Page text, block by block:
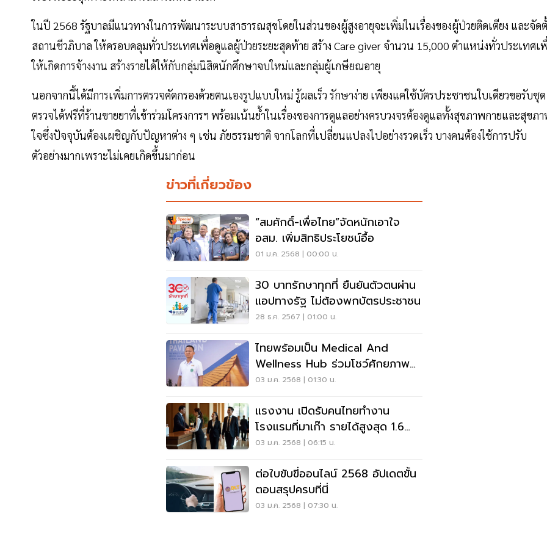
ในปี 2568 รัฐบาลมีแนวทางในการพัฒนาระบบสาธารณสุขโดยในส่วนของผู้สูงอายุจะเพิ่มในเรื่องของผู้ป่วยติดเตียง และจัด
สถานชีวภิบาล ให้ครอบคลุมทั่วประเทศเพื่อดูแลผู้ป่วยระยะสุดท้าย สร้าง Care giver จำนวน 15,000 ตำแหน่งทั่วประเทศเ
ให้เกิดการจ้างงาน สร้างรายได้ให้กับกลุ่มนิสิตนักศึกษาจบใหม่และกลุ่มผู้เกษียณอายุ
นอกจากนี้ได้มีการเพิ่มการตรวจคัดกรองด้วยตนเองรูปแบบใหม่ รู้ผลเร็ว รักษาง่าย เพียงแค่ใช้บัตรประชาชนใบเดียวขอรับชุด
ตรวจได้ฟรีที่ร้านขายยาที่เข้าร่วมโครงการฯ พร้อมเน้นย้ำในเรื่องของการดูแลอย่างครบวงจรต้องดูแลทั้งสุขภาพกายและสุขภ
ใจซึ่งปัจจุบันต้องเผชิญกับปัญหาต่าง ๆ เช่น ภัยธรรมชาติ จากโลกที่เปลี่ยนแปลงไปอย่างรวดเร็ว บางคนต้องใช้การปรับ
ตัวอย่างมากเพราะไม่เคยเกิดขึ้นมาก่อน
ข่าวที่เกี่ยวข้อง
“สมศักดิ์-เพื่อไทย”จัดหนักเอาใจ
อสม. เพิ่มสิทธิประโยชน์อื้อ
01 ม.ค. 2568 | 00:00 น.
30 บาทรักษาทุกที่ ยืนยันตัวตนผ่าน
แอปทางรัฐ ไม่ต้องพกบัตรประชาชน
28 ธ.ค. 2567 | 01:00 น.
ไทยพร้อมเป็น Medical And
Wellness Hub ร่วมโชว์ศักยภาพ
บนเวที World Expo 2025
03 ม.ค. 2568 | 01:30 น.
แรงงาน เปิดรับคนไทยทำงาน
โรงแรมที่มาเก๊า รายได้สูงสุด 1.6
แสนบาท
03 ม.ค. 2568 | 06:15 น.
ต่อใบขับขี่ออนไลน์ 2568 อัปเดตขั้น
ตอนสรุปครบที่นี่
03 ม.ค. 2568 | 07:30 น.